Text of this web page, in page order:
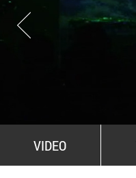
VIDEO